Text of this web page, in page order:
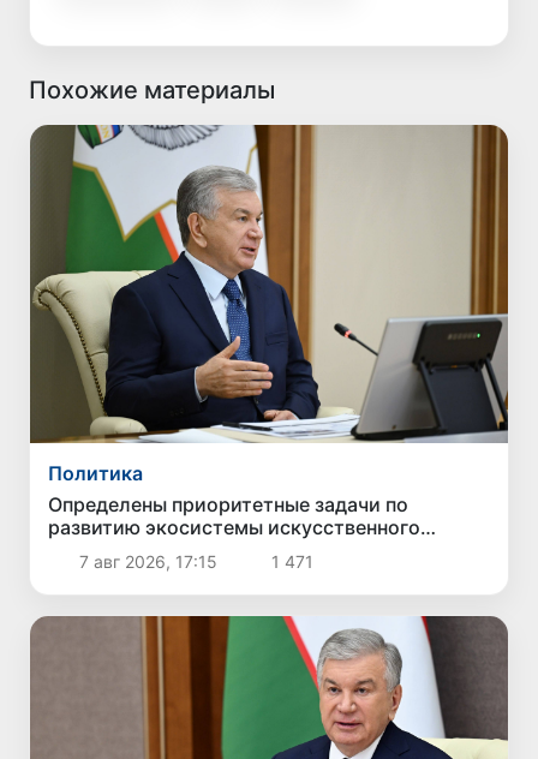
Похожие материалы
Политика
Определены приоритетные задачи по
развитию экосистемы искусственного
интеллекта
7 авг 2026, 17:15 1 471